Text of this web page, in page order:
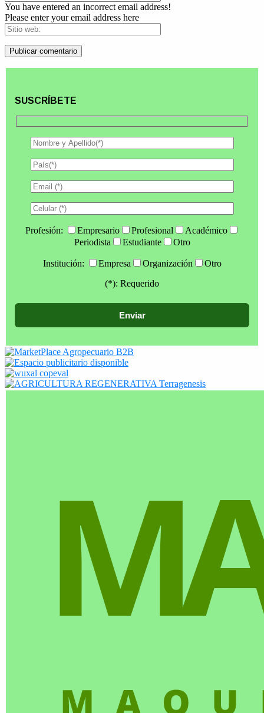
You have entered an incorrect email address!
Please enter your email address here
SUSCRÍBETE
Profesión: Empresario Profesional
Académico
Periodista
Estudiante Otro
Institución: Empresa Organización
Otro
(*): Requerido